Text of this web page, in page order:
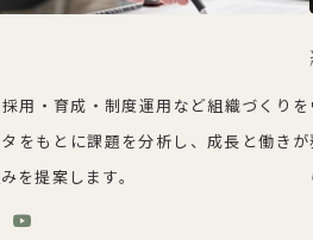
用・育成・制度運用など組織づくりを
をもとに課題を分析し、成長と働きが
を提案します。